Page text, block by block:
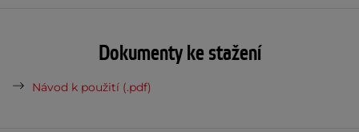
Dokumenty ke stažení
Návod k použití (.pdf)